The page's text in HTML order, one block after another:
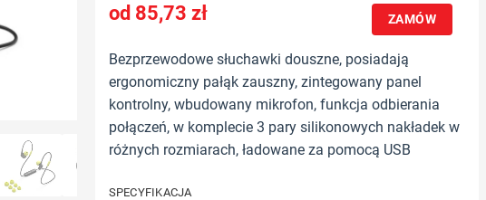
85,73 zł ZAMÓW
Bezprzewodowe słuchawki douszne, posiadają
ergonomiczny pałąk zauszny, zintegowany panel
kontrolny, wbudowany mikrofon, funkcja odbierania
połączeń, w komplecie 3 pary silikonowych nakładek w
różnych rozmiarach, ładowane za pomocą USB
SPECYFIKACJA